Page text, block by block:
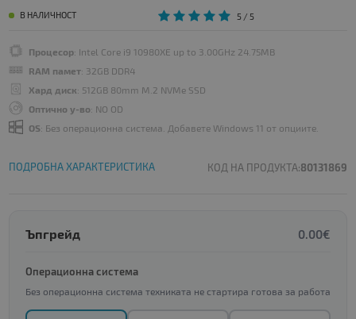
В НАЛИЧНОСТ 5/ 5
Процесор: Intel Core i9 10980XE up to 3.00GHz 24.75MB
RAM памет: 32GB DDR4
Хард диск: 512GB 80mm M.2 NVMe SSD
Оптично у-во: NO OD
OS: Без операционна система. Добавете Windows 11 от опциите.
ПОДРОБНА ХАРАКТЕРИСТИКА КОД НА ПРОДУКТА:80131869
Ъпгрейд 0.00€
Операционна система
Без операционна система техниката не стартира готова за работа